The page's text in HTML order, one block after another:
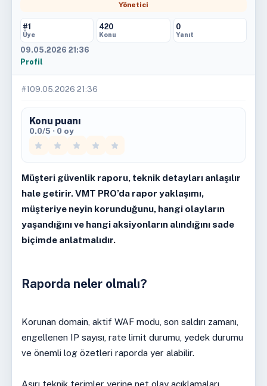
Yönetici
#1
Üye
420
Konu
0
Yanıt
09.05.2026 21:36
Profil
#1 09.05.2026 21:36
Konu puanı
0.0/5 · 0 oy
Müşteri güvenlik raporu, teknik detayları anlaşılır
hale getirir. VMT PRO’da rapor yaklaşımı,
müşteriye neyin korunduğunu, hangi olayların
yaşandığını ve hangi aksiyonların alındığını sade
biçimde anlatmalıdır.
Raporda neler olmalı?
Korunan domain, aktif WAF modu, son saldırı zamanı,
engellenen IP sayısı, rate limit durumu, yedek durumu
ve önemli log özetleri raporda yer alabilir.
Aşırı teknik terimler yerine net olay açıklamaları